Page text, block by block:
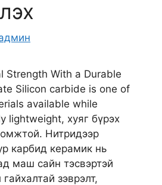
Strength With a Durable
Silicon carbide is one of
available while
lightweight, хуяг бүрэх
Нитридээр
карбид керамик нь
маш сайн тэсвэртэй
зэврэлт,